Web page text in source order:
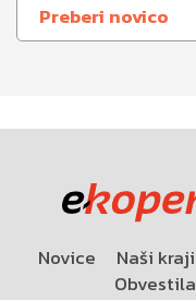
Preberi novico
Novice Naši kraji
Obvestila